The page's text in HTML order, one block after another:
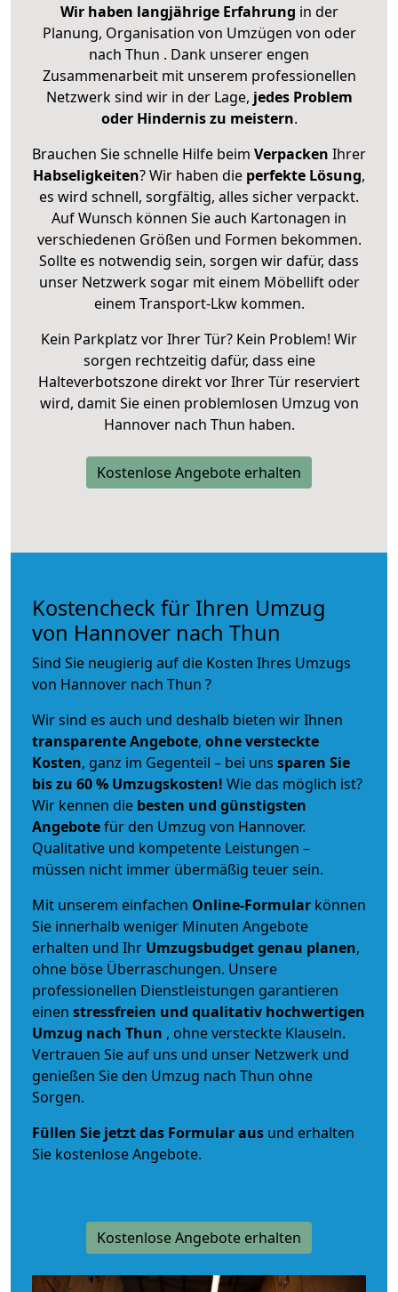
Wir haben langjährige Erfahrung in der
Planung, Organisation von Umzügen von oder
nach Thun . Dank unserer engen
Zusammenarbeit mit unserem professionellen
Netzwerk sind wir in der Lage, jedes Problem
oder Hindernis zu meistern.
Brauchen Sie schnelle Hilfe beim Verpacken Ihrer
Habseligkeiten? Wir haben die perfekte Lösung,
es wird schnell, sorgfältig, alles sicher verpackt.
Auf Wunsch können Sie auch Kartonagen in
verschiedenen Größen und Formen bekommen.
Sollte es notwendig sein, sorgen wir dafür, dass
unser Netzwerk sogar mit einem Möbellift oder
einem Transport-Lkw kommen.
Kein Parkplatz vor Ihrer Tür? Kein Problem! Wir
sorgen rechtzeitig dafür, dass eine
Halteverbotszone direkt vor Ihrer Tür reserviert
wird, damit Sie einen problemlosen Umzug von
Hannover nach Thun haben.
Kostenlose Angebote erhalten
Kostencheck für Ihren Umzug
von Hannover nach Thun
Sind Sie neugierig auf die Kosten Ihres Umzugs
von Hannover nach Thun ?
Wir sind es auch und deshalb bieten wir Ihnen
transparente Angebote, ohne versteckte
Kosten, ganz im Gegenteil – bei uns sparen Sie
bis zu 60 % Umzugskosten! Wie das möglich ist?
Wir kennen die besten und günstigsten
Angebotefür den Umzug von Hannover.
Qualitative und kompetente Leistungen –
müssen nicht immer übermäßig teuer sein.
Mit unserem einfachen Online-Formular können
Sie innerhalb weniger Minuten Angebote
erhalten und Ihr Umzugsbudgetgenau planen,
ohne böse Überraschungen. Unsere
professionellen Dienstleistungen garantieren
einen stressfreien und qualitativ hochwertigen
Umzug nach Thun , ohne versteckte Klauseln.
Vertrauen Sie auf uns und unser Netzwerk und
genießen Sie den Umzug nach Thun ohne
Sorgen.
Füllen Sie jetzt das Formular aus und erhalten
Sie kostenlose Angebote.
Kostenlose Angebote erhalten